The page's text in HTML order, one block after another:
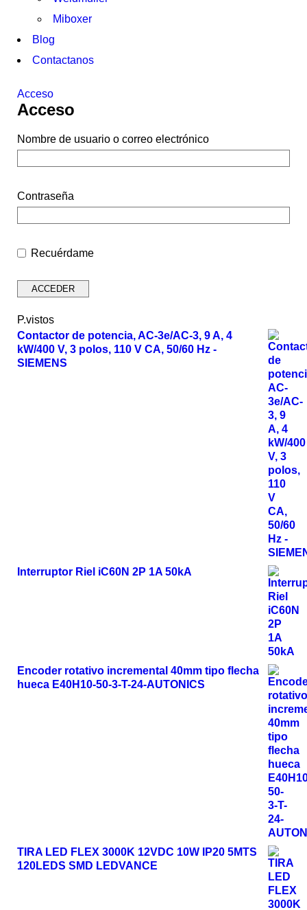
Miboxer
Blog
Contactanos
Acceso
Acceso
Nombre de usuario o correo electrónico
Contraseña
Recuérdame
P.vistos
Contactor de potencia, AC-3e/AC-3, 9 A, 4
kW/400 V, 3 polos, 110 V CA, 50/60 Hz -
SIEMENS
Interruptor Riel iC60N 2P 1A 50kA
Encoder rotativo incremental 40mm tipo flecha
hueca E40H10-50-3-T-24-AUTONICS
TIRA LED FLEX 3000K 12VDC 10W IP20 5MTS
120LEDS SMD LEDVANCE